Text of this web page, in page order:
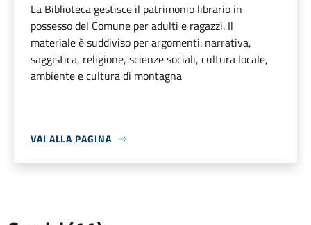
La Biblioteca gestisce il patrimonio librario in
possesso del Comune per adulti e ragazzi. Il
materiale è suddiviso per argomenti: narrativa,
saggistica, religione, scienze sociali, cultura locale,
ambiente e cultura di montagna
VAI ALLA PAGINA